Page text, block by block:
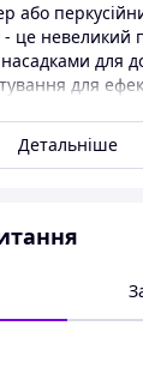
або
- це невеликий
для
для
курс
. Під час
Детальніше